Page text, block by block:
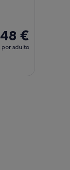
48 €
por adulto